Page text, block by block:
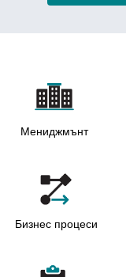
Мениджмънт
Бизнес процеси